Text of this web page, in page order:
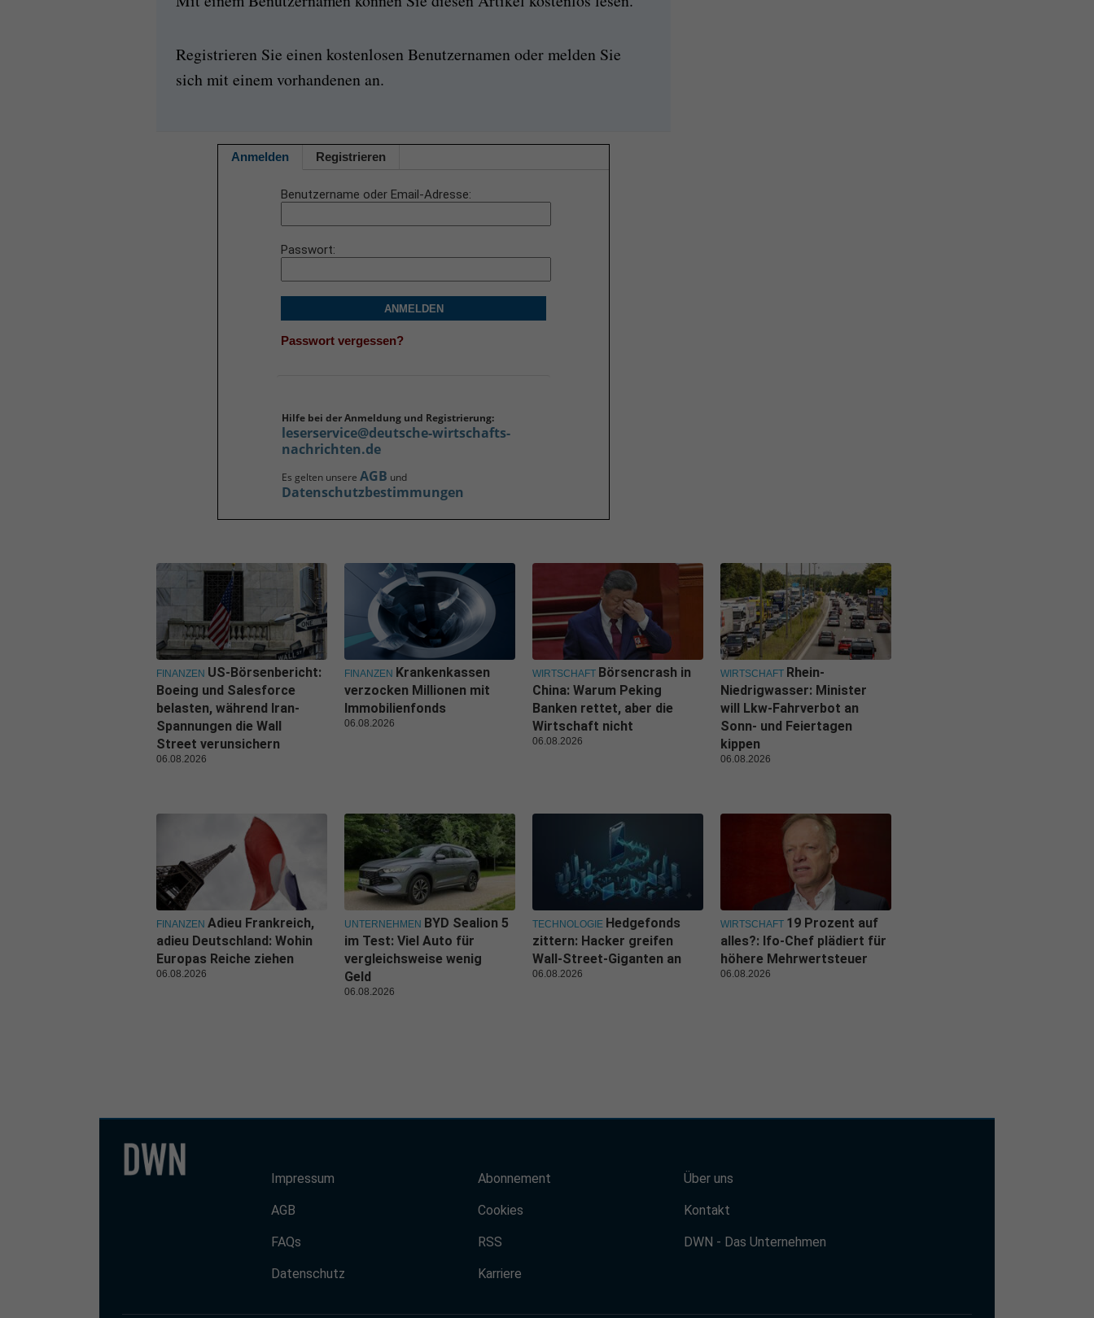
Registrieren Sie einen kostenlosen Benutzernamen oder melden Sie
sich mit einem vorhandenen an.
Anmelden Registrieren
Benutzername oder Email-Adresse
Passwort
ANMELDEN
Passwort vergessen?
Hilfe bei der Anmeldung und Registrierung:
leserservice@deutsche-wirtschafts-
nachrichten.de
Es gelten unsere AGB und
Datenschutzbestimmungen
FINANZEN US-Börsenbericht:
Boeing und Salesforce
belasten, während Iran-
Spannungen die Wall
Street verunsichern
06.08.2026
FINANZEN Krankenkassen
verzocken Millionen mit
Immobilienfonds
06.08.2026
WIRTSCHAFT Börsencrash in
China: Warum Peking
Banken rettet, aber die
Wirtschaft nicht
06.08.2026
WIRTSCHAFT Rhein-
Niedrigwasser: Minister
will Lkw-Fahrverbot an
Sonn- und Feiertagen
kippen
06.08.2026
FINANZEN Adieu Frankreich,
adieu Deutschland: Wohin
Europas Reiche ziehen
06.08.2026
UNTERNEHMEN BYD Sealion 5
im Test: Viel Auto für
vergleichsweise wenig
Geld
06.08.2026
TECHNOLOGIE Hedgefonds
zittern: Hacker greifen
Wall-Street-Giganten an
06.08.2026
WIRTSCHAFT 19 Prozent auf
alles?: Ifo-Chef plädiert für
höhere Mehrwertsteuer
06.08.2026
Impressum
AGB
FAQs
Datenschutz
Abonnement
Cookies
RSS
Karriere
Über uns
Kontakt
DWN - Das Unternehmen